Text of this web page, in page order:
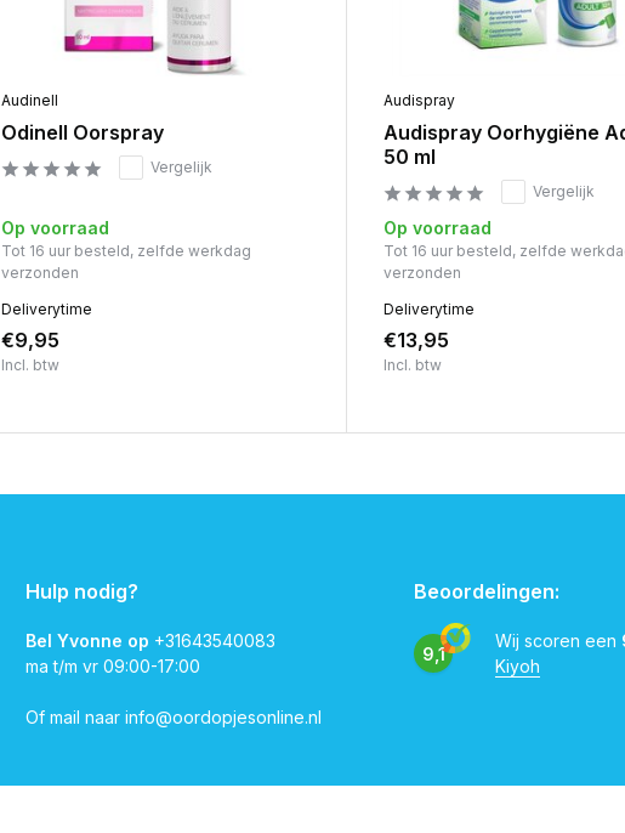
Audinell
Odinell Oorspray
Vergelijk
Op voorraad
Tot 16 uur besteld, zelfde werkdag
verzonden
Deliverytime
€9,95
Incl. btw
Audispray
Audispray Oorhygiëne
50 ml
Vergelijk
Op voorraad
Tot 16 uur besteld, zelfde
verzonden
Deliverytime
€13,95
Incl. btw
Hulp nodig?
Bel Yvonne op +31643540083
ma t/m vr 09:00-17:00
Of mail naar info@oordopjesonline.nl
Beoordelingen:
9,1
Wij scoren een
Kiyoh